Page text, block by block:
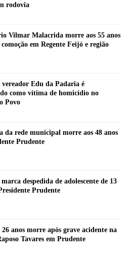
rodovia
Vilmar Malacrida morre aos 55 anos
comoção em Regente Feijó e região
Edu da Padaria é
como vítima de homicídio no
Povo
da rede municipal morre aos 48 anos
Prudente
despedida de adolescente de 13
Prudente
26 anos morre após grave acidente na
Tavares em Prudente